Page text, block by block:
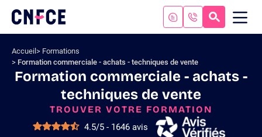
contenu
menu
Aller
recherche
Logo
site
Accueil
Formations
Formation commerciale - achats - techniques de vente
Formation commerciale - achats -
techniques de vente
TROUVER VOTRE FORMATION
4.5/5 - 1646 avis